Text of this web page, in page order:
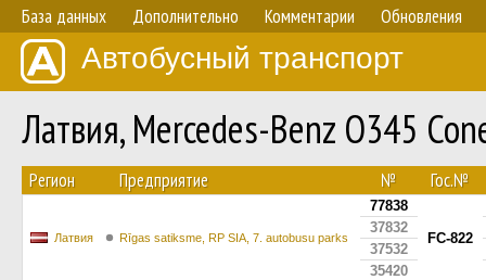
База данных Дополнительно Комментарии Обновления
Автобусный транспорт
Латвия, Mercedes-Benz O345
Регион Предприятие № Гос.№
Латвия Rīgas satiksme, RP SIA, 7. autobusu parks
77838
FC-822
37832
37532
35420